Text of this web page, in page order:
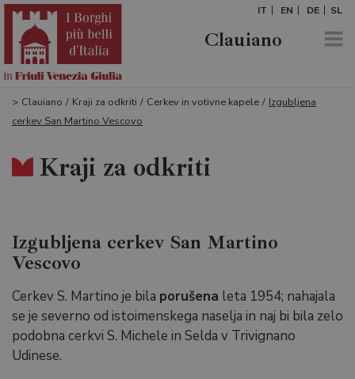
IT EN DE SL
Clauiano
> Clauiano / Kraji za odkriti / Cerkev in votivne kapele / Izgubljena
cerkev San Martino Vescovo
Kraji za odkriti
Izgubljena cerkev San Martino
Vescovo
Cerkev S. Martino je bila porušena leta 1954; nahajala
se je severno od istoimenskega naselja in naj bi bila zelo
podobna cerkvi S. Michele in Selda v Trivignano
Udinese.